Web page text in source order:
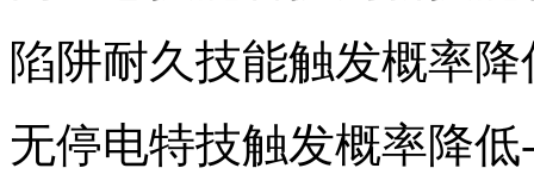
陷阱耐久技能触发概率降
无停电特技触发概率降低